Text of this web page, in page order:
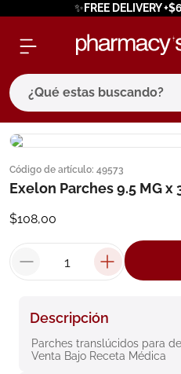
✨FREE DELIVERY
¿Qué estas buscando?
Código de artículo: 49573
Exelon Parches 9.5 MG x
$108,00
Descripción
Parches translúcidos para
Venta Bajo Receta Médica
términos más
1. eucerin
bioderma
5. cerave
6 degraler
7. isdin
roche posay